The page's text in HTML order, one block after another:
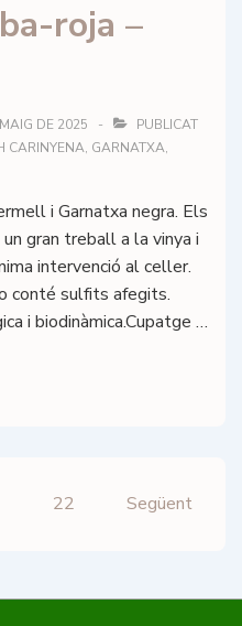
roja –
DE 2025
PUBLICAT
CARINYENA, GARNATXA,
i Garnatxa negra. Els
gran treball a la vinya i
intervenció al celler.
conté sulfits afegits.
i biodinàmica.Cupatge …
22 Següent